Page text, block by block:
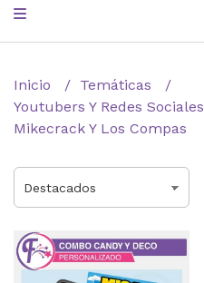
Inicio
Temáticas
Youtubers Y Redes Sociales
Mikecrack Y Los Compas